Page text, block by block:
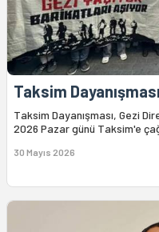
Taksim
Taksim Dayanışması, Gezi
2026 Pazar günü Taksim'e
30 Mayıs 2026